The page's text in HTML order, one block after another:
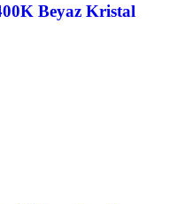
Beyaz Kristal